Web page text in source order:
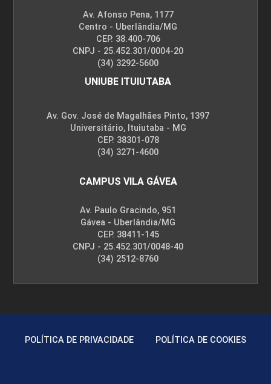
Av. Afonso Pena, 1177
Centro - Uberlândia/MG
CEP. 38.400-706
CNPJ - 25.452.301/0004-20
(34) 3292-5600
UNIUBE ITUIUTABA
Av. Gov. José de Magalhães Pinto, 1397
Universitário, Ituiutaba - MG
CEP. 38301-078
(34) 3271-4600
CAMPUS VILA GÁVEA
Av. Paulo Gracindo, 951
Gávea - Uberlândia/MG
CEP. 38411-145
CNPJ - 25.452.301/0048-40
(34) 2512-8760
POLÍTICA DE PRIVACIDADE POLÍTICA DE COOKIES